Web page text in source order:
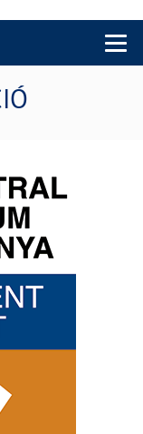
Menu